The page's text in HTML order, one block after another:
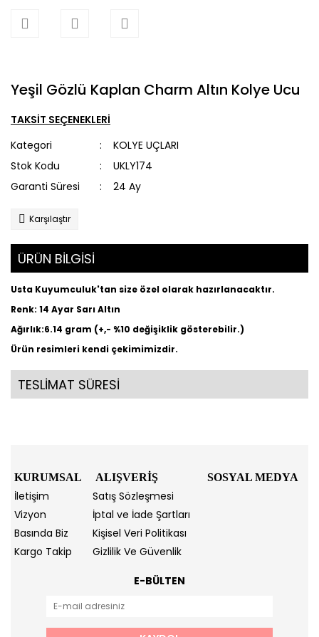
Yeşil Gözlü Kaplan Charm Altın Kolye Ucu
TAKSİT SEÇENEKLERİ
Kategori
KOLYE UÇLARI
Stok Kodu
UKLY174
Garanti Süresi
24 Ay
Karşılaştır
ÜRÜN BİLGİSİ
Usta Kuyumculuk'tan size özel olarak hazırlanacaktır.
Renk: 14 Ayar Sarı Altın
Ağırlık:6.14 gram (+,- %10 değişiklik gösterebilir.)
Ürün resimleri kendi çekimimizdir.
TESLİMAT SÜRESİ
KURUMSAL ALIŞVERİŞ SOSYAL MEDYA
İletişim
Satış Sözleşmesi
Vizyon
İptal ve İade Şartları
Basında Biz
Kişisel Veri Politikası
Kargo Takip
Gizlilik Ve Güvenlik
E-BÜLTEN